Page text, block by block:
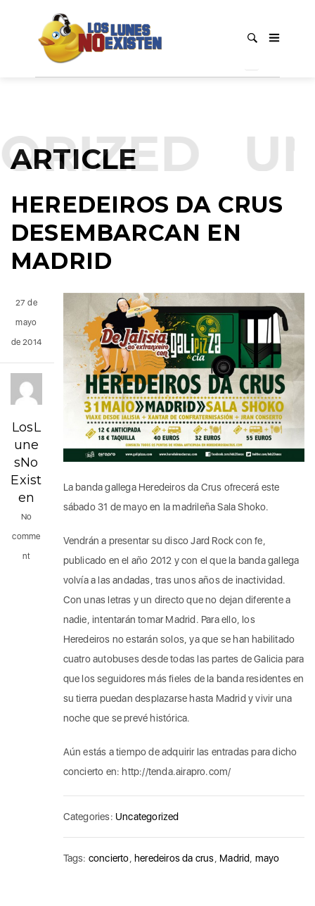
ARTICLE
HEREDEIROS DA CRUS
DESEMBARCAN EN
MADRID
La banda gallega Heredeiros da Crus ofrecerá este
sábado 31 de mayo en la madrileña Sala Shoko.
Vendrán a presentar su disco Jard Rock con fe,
publicado en el año 2012 y con el que la banda gallega
volvía a las andadas, tras unos años de inactividad.
Con unas letras y un directo que no dejan diferente a
nadie, intentarán tomar Madrid. Para ello, los
Heredeiros no estarán solos, ya que se han habilitado
cuatro autobuses desde todas las partes de Galicia para
que los seguidores más fieles de la banda residentes en
su tierra puedan desplazarse hasta Madrid y vivir una
noche que se prevé histórica.
Aún estás a tiempo de adquirir las entradas para dicho
concierto en: http://tenda.airapro.com/
Categories: Uncategorized
Tags: concierto heredeiros da crus Madrid mayo
27 de
mayo
de 2014
LosL
une
sNo
Exist
en
No
comme
nt